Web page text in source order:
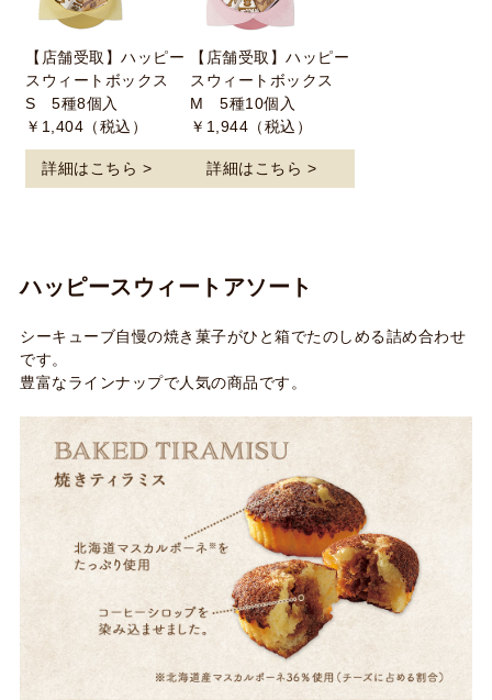
【店舗受取】ハッピー
スウィートボックス
S 5種8個入
￥1,404（税込）
詳細はこちら >
【店舗受取】ハッピー
スウィートボックス
M 5種10個入
￥1,944（税込）
詳細はこちら >
ハッピースウィートアソート
シーキューブ自慢の焼き菓子がひと箱でたのしめる詰め合わせ
です。
豊富なラインナップで人気の商品です。